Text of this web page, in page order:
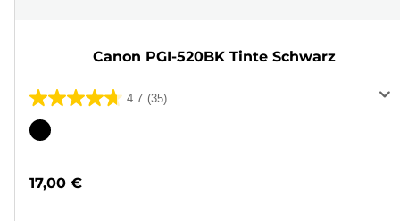
Canon PGI-520BK Tinte Schwarz
4.7 (35)
4.7
von
35
Farbpatrone
17,00 €